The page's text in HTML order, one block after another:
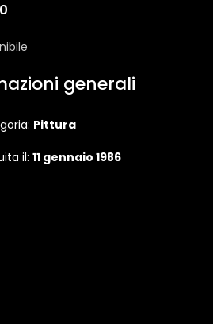
generali
Pittura
il: 11 gennaio 1986